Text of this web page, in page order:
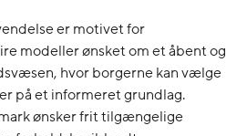
er motivet for
modeller ønsket om et åbent og
hvor borgerne kan vælge
på et informeret grundlag.
ønsker frit tilgængelige